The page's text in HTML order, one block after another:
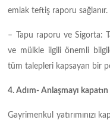
emlak teftiş raporu sağlanır.
– Tapu raporu ve Sigorta:
ve mülkle ilgili önemli
tüm talepleri kapsayan bir
4. Adım- Anlaşmayı
Gayrimenkul yatırımınızı